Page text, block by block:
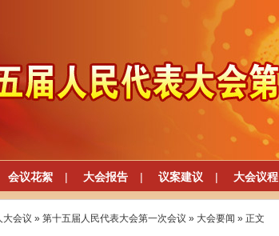
会议花絮 | 大会报告 | 议案建议 | 大会议程
大会议 » 第十五届人民代表大会第一次会议 » 大会要闻 » 正文